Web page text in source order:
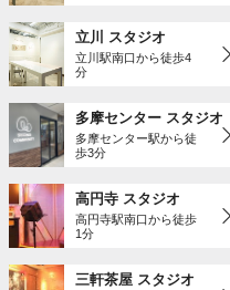
立川 スタジオ
立川駅南口から徒歩4
分
多摩センター スタジオ
多摩センター駅から徒
歩3分
高円寺 スタジオ
高円寺駅南口から徒歩
1分
三軒茶屋 スタジオ